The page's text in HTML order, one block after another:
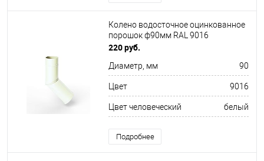
Колено водосточное оцинкованное
порошок ф90мм RAL 9016
220 руб.
Диаметр, мм 90
Цвет 9016
Цвет человеческий белый
Подробнее